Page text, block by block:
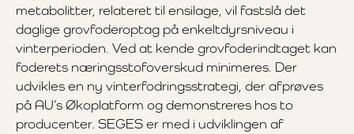
metabolitter, relateret til ensilage, vil fastslå det
daglige grovfoderoptag på enkeltdyrsniveau i
vinterperioden. Ved at kende grovfoderindtaget kan
foderets næringsstofoverskud minimeres. Der
udvikles en ny vinterfodringsstrategi, der afprøves
på AU’s Økoplatform og demonstreres hos to
producenter. SEGES er med i udviklingen af